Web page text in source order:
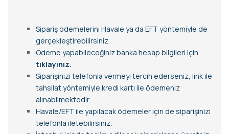
Sipariş ödemelerini Havale ya da EFT yöntemiyle de
gerçekleştirebilirsiniz.
Ödeme yapabileceğiniz banka hesap bilgileri için
tıklayınız.
Siparişinizi telefonla vermeyi tercih ederseniz, link ile
tahsilat yöntemiyle kredi kartı ile ödemeniz
alınabilmektedir.
Havale/EFT ile yapılacak ödemeler için de siparişinizi
telefonla iletebilirsiniz.